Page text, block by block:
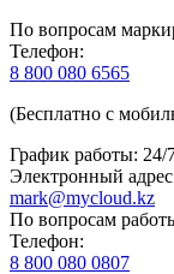
По вопросам
Телефон:
8 800 080 6565
(Бесплатно с
График работы: 24/
Электронный
mark@mycloud.kz
По вопросам
Телефон:
8 800 080 0807